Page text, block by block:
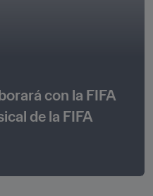
con la FIFA
de la FIFA